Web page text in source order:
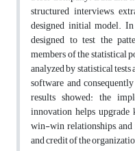
structured interviews,
designed initial model. In
designed to test the
members of the statistical
analyzed by statistical
software and
results showed: the
innovation helps
win-win relationships,
and credit of the